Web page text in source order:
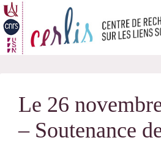
Passer
au
contenu
Le 26
– Soutenance